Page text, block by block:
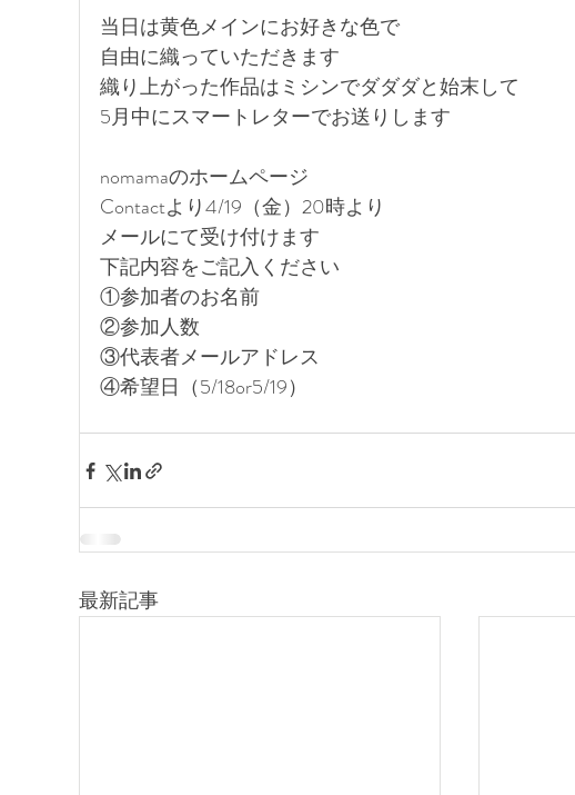
当日は黄色メインにお好きな色で
自由に織っていただきます
織り上がった作品はミシンでダダダと始末して
5月中にスマートレターでお送りします
nomamaのホームページ
Contactより4/19（金）20時より
メールにて受け付けます
下記内容をご記入ください
①参加者のお名前
②参加人数
③代表者メールアドレス
④希望日（5/18or5/19）
最新記事